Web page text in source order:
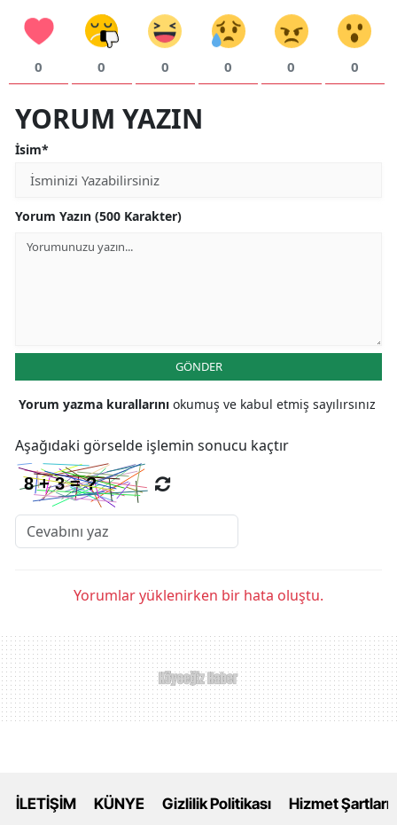
0 0 0 0 0 0
YORUM YAZIN
İsim*
Yorum Yazın (500 Karakter)
GÖNDER
Yorum yazma kurallarını okumuş ve kabul etmiş sayılırsınız
Aşağıdaki görselde işlemin sonucu kaçtır
Yorumlar yüklenirken bir hata oluştu.
İLETİŞİM KÜNYE Gizlilik Politikası Hizmet Şartları